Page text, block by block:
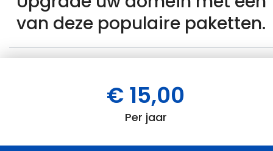
van deze populaire paketten.
€ 15,00
Per jaar